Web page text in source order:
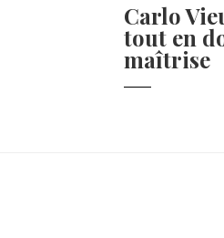
Carlo
tout en
maîtrise